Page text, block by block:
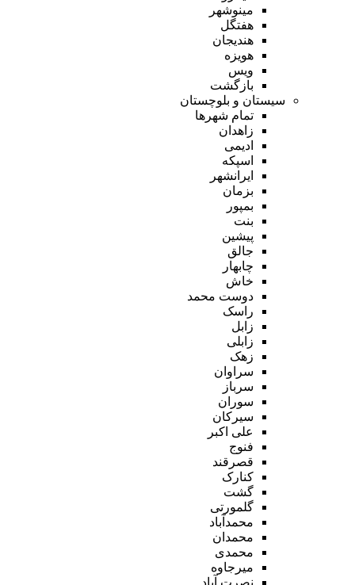
مینوشهر
هفتگل
هندیجان
هویزه
ویس
بازگشت
سیستان و بلوچستان
تمام شهر‌ها
زاهدان
ادیمی
اسپکه
ایرانشهر
بزمان
بمپور
بنت
پیشین
جالق
چابهار
خاش
دوست محمد
راسک
زابل
زابلی
زهک
سراوان
سرباز
سوران
سیرکان
علی اکبر
فنوج
قصرقند
کنارک
گشت
گلمورتی
محمدآباد
محمدان
محمدی
میرجاوه
نصرت آباد